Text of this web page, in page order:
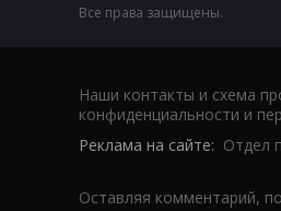
Все права защищены.
Наши контакты и схема
конфиденциальности и
Реклама на сайте: Отдел
Оставляя комментарий,